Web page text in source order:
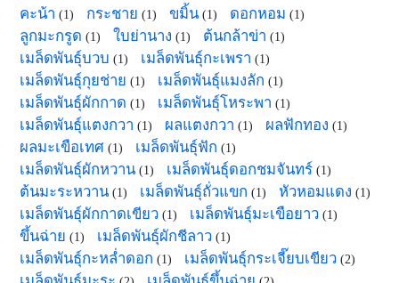
คะน้า (1) กระชาย (1) ขมิ้น (1) ดอกหอม (1)
ลูกมะกรูด (1) ใบย่านาง (1) ต้นกล้าข่า (1)
เมล็ดพันธุ์บวบ (1) เมล็ดพันธุ์กะเพรา (1)
เมล็ดพันธุ์กุยช่าย (1) เมล็ดพันธุ์แมงลัก (1)
เมล็ดพันธุ์ผักกาด (1) เมล็ดพันธุ์โหระพา (1)
เมล็ดพันธุ์แตงกวา (1) ผลแตงกวา (1) ผลฟักทอง (1)
ผลมะเขือเทศ (1) เมล็ดพันธุ์ฟัก (1)
เมล็ดพันธุ์ผักหวาน (1) เมล็ดพันธุ์ดอกชมจันทร์ (1)
ต้นมะระหวาน (1) เมล็ดพันธุ์ถั่วแขก (1) หัวหอมแดง (1)
เมล็ดพันธุ์ผักกาดเขียว (1) เมล็ดพันธุ์มะเขือยาว (1)
ขึ้นฉ่าย (1) เมล็ดพันธุ์ผักชีลาว (1)
เมล็ดพันธุ์กะหล่ำดอก (1) เมล็ดพันธุ์กระเจี๊ยบเขียว (2)